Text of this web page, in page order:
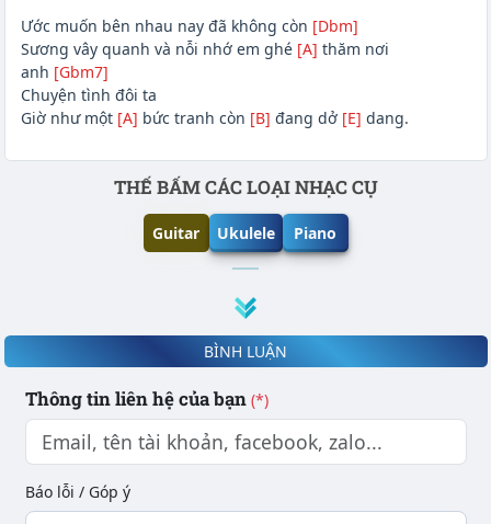
Ước muốn bên nhau nay đã không còn [Dbm]
Sương vây quanh và nỗi nhớ em ghé [A] thăm nơi
anh [Gbm7]
Chuyện tình đôi ta
Giờ như một [A] bức tranh còn [B] đang dở [E] dang.
Phần nội dungTHẾ BẤM CÁC LOẠI NHẠC CỤ
Guitar Ukulele Piano
BÌNH LUẬN
Thông tin liên hệ của bạn (*)
Báo lỗi / Góp ý